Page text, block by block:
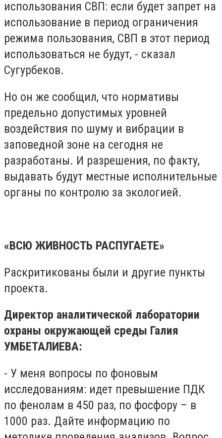
использования СВП: если будет запрет на
использование в период ограничения
режима пользования, СВП в этот период
использоваться не будут, - сказал
Сугурбеков.
Но он же сообщил, что нормативы
предельно допустимых уровней
воздействия по шуму и вибрации в
заповедной зоне на сегодня не
разработаны. И разрешения, по факту,
выдавать будут местные исполнительные
органы по контролю за экологией.
«ВСЮ ЖИВНОСТЬ РАСПУГАЕТЕ»
Раскритикованы были и другие пункты
проекта.
Директор аналитической лаборатории
охраны окружающей среды Галия
УМБЕТАЛИЕВА:
- У меня вопросы по фоновым
исследованиям: идет превышение ПДК
по фенолам в 450 раз, по фосфору – в
1000 раз. Дайте информацию по